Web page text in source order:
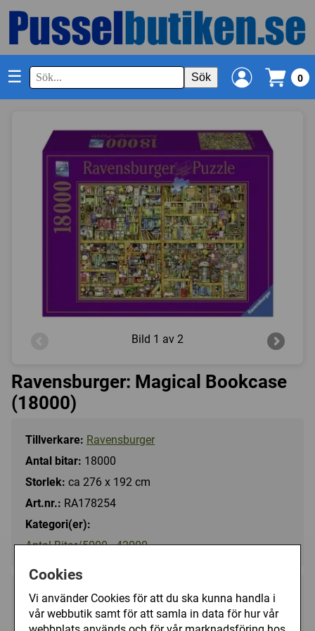
Cookies
Vi använder Cookies för att du ska kunna handla i
vår webbutik samt för att samla in data för hur vår
☰ Sök 0
Bild 1 av 2
Ravensburger: Magical Bookcase
(18000)
Tillverkare: Ravensburger
Antal bitar: 18000
Storlek: ca 276 x 192 cm
Art.nr.: RA178254
Kategori(er):
Antal Bitar/5000 - 42000
1599 kr Köp